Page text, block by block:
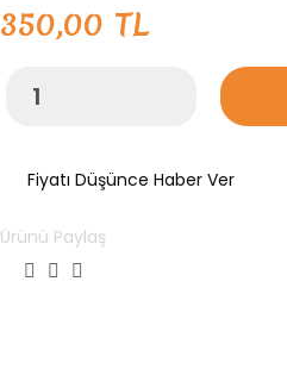
350,00 TL
Fiyatı Düşünce Haber Ver
Ürünü Paylaş